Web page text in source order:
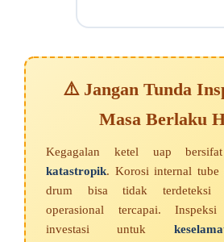
⚠️ Jangan Tunda
Masa Berlaku
Kegagalan ketel uap
katastropik. Korosi internal tube
drum bisa tidak terdeteksi
operasional tercapai.
investasi untuk